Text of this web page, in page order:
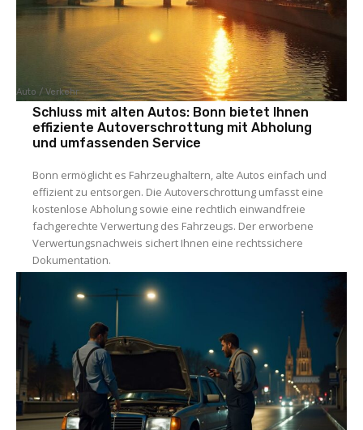
Auto / Verkehr
Schluss mit alten Autos: Bonn bietet Ihnen
effiziente Autoverschrottung mit Abholung
und umfassenden Service
Bonn ermöglicht es Fahrzeughaltern, alte Autos einfach und
effizient zu entsorgen. Die Autoverschrottung umfasst eine
kostenlose Abholung sowie eine rechtlich einwandfreie
fachgerechte Verwertung des Fahrzeugs. Der erworbene
Verwertungsnachweis sichert Ihnen eine rechtssichere
Dokumentation.